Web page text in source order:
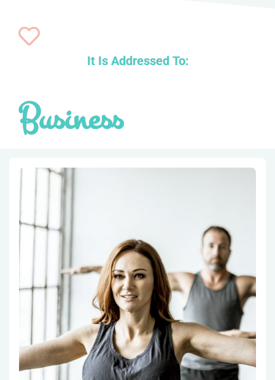
It Is Addressed To:
Business